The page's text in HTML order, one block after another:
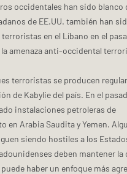
occidentales han sido blanco
de EE.UU. también han
en el Líbano en el
amenaza anti-occidental
terroristas se producen
de Kabylie del país. En el
instalaciones petroleras de
en Arabia Saudita y Yemen.
siendo hostiles a los
deben mantener la
haber un enfoque más